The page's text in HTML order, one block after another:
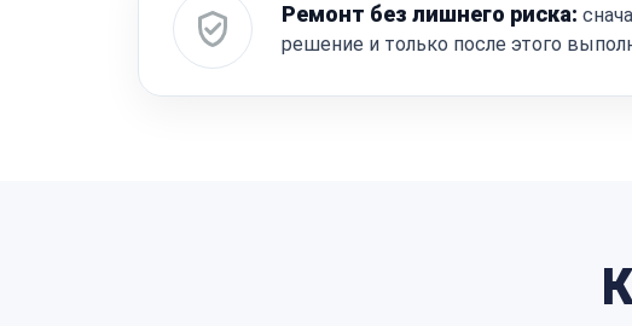
Ремонт без лишнего риска:
решение и только после этого